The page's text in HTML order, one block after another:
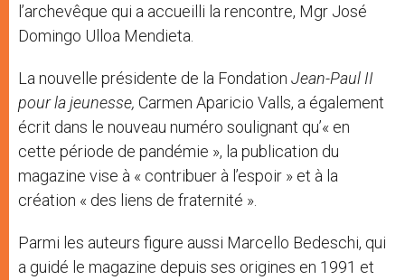
l’archevêque qui a accueilli la rencontre, Mgr José
Domingo Ulloa Mendieta.
La nouvelle présidente de la Fondation Jean-Paul II
pour la jeunesse, Carmen Aparicio Valls, a également
écrit dans le nouveau numéro soulignant qu’« en
cette période de pandémie », la publication du
magazine vise à « contribuer à l’espoir » et à la
création « des liens de fraternité ».
Parmi les auteurs figure aussi Marcello Bedeschi, qui
a guidé le magazine depuis ses origines en 1991 et